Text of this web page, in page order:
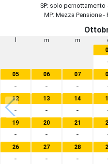
SP: solo pernottamento
MP: Mezza Pensione -
m m
05
-
06
-
07
-
12
-
13
-
14
-
19
-
20
-
21
-
26
-
27
-
28
-